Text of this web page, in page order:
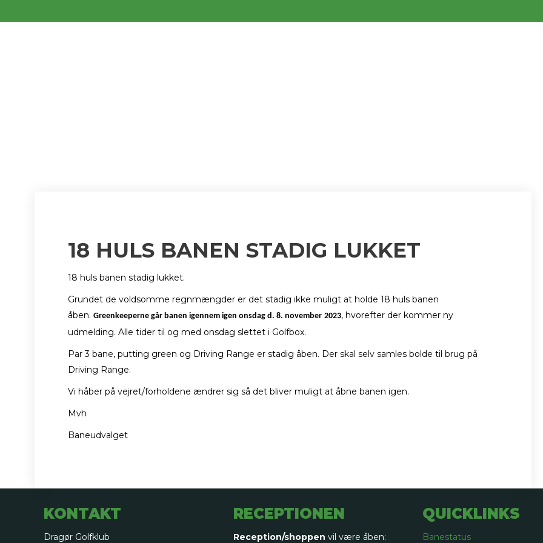
18 HULS BANEN STADIG LUKKET
18 huls banen stadig lukket.
Grundet de voldsomme regnmængder er det stadig ikke muligt at holde 18 huls banen
åben. Greenkeeperne går banen igennem igen onsdag d. 8. november 2023, hvorefter der kommer ny
udmelding. Alle tider til og med onsdag slettet i Golfbox.
Par 3 bane, putting green og Driving Range er stadig åben. Der skal selv samles bolde til brug på
Driving Range.
Vi håber på vejret/forholdene ændrer sig så det bliver muligt at åbne banen igen.
Mvh
Baneudvalget
KONTAKT
Dragør Golfklub
RECEPTIONEN
Reception/shoppen vil være åben:
QUICKLINKS
Banestatus